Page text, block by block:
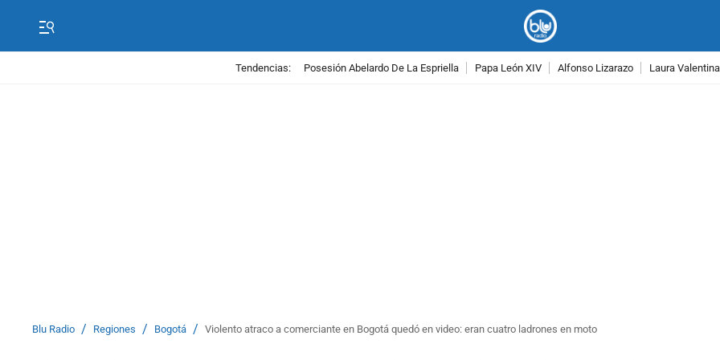
Tendencias: Posesión Abelardo De La Espriella Papa León XIV Alfonso Lizarazo Laura
Blu Radio / Regiones / Bogotá / Violento atraco a comerciante en Bogotá quedó en video: eran cuatro ladrones en moto